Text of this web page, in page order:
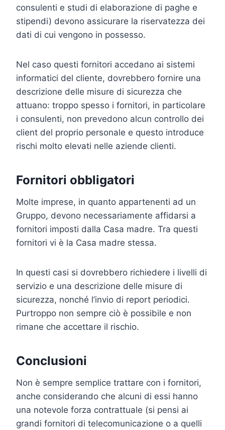
consulenti e studi di elaborazione di paghe e
stipendi) devono assicurare la riservatezza dei
dati di cui vengono in possesso.
Nel caso questi fornitori accedano ai sistemi
informatici del cliente, dovrebbero fornire una
descrizione delle misure di sicurezza che
attuano: troppo spesso i fornitori, in particolare
i consulenti, non prevedono alcun controllo dei
client del proprio personale e questo introduce
rischi molto elevati nelle aziende clienti.
Fornitori obbligatori
Molte imprese, in quanto appartenenti ad un
Gruppo, devono necessariamente affidarsi a
fornitori imposti dalla Casa madre. Tra questi
fornitori vi è la Casa madre stessa.
In questi casi si dovrebbero richiedere i livelli di
servizio e una descrizione delle misure di
sicurezza, nonché l’invio di report periodici.
Purtroppo non sempre ciò è possibile e non
rimane che accettare il rischio.
Conclusioni
Non è sempre semplice trattare con i fornitori,
anche considerando che alcuni di essi hanno
una notevole forza contrattuale (si pensi ai
grandi fornitori di telecomunicazione o a quelli